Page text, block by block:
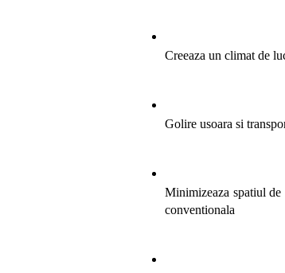
Creeaza un climat de
Golire usoara si
Minimizeaza spatiul de
conventionala